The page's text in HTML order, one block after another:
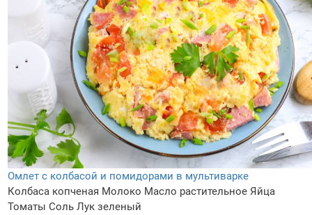
Омлет с колбасой и помидорами в мультиварке
Колбаса копченая Молоко Масло растительное Яйца
Томаты Соль Лук зеленый